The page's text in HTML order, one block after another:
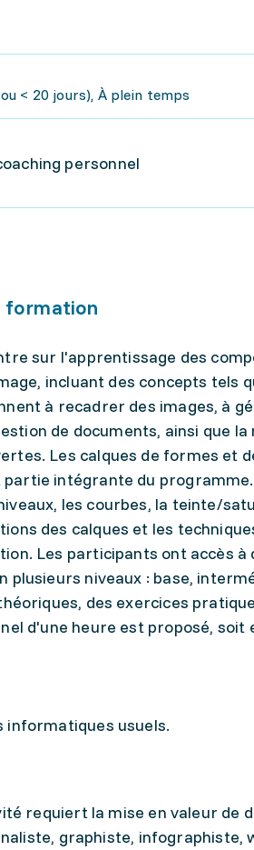
< 20 jours), À plein temps
personnel
formation
sur l'apprentissage des
incluant des concepts tels
à recadrer des images, à
de documents, ainsi que
Les calques de formes et
intégrante du
les courbes, la teinte/
des calques et les
Les participants ont accès à
niveaux : base,
des exercices
d'une heure est proposé,
informatiques usuels.
requiert la mise en valeur de
graphiste, infographiste,